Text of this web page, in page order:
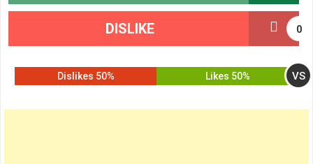
0
DISLIKE
50% Likes VS
50% Dislikes